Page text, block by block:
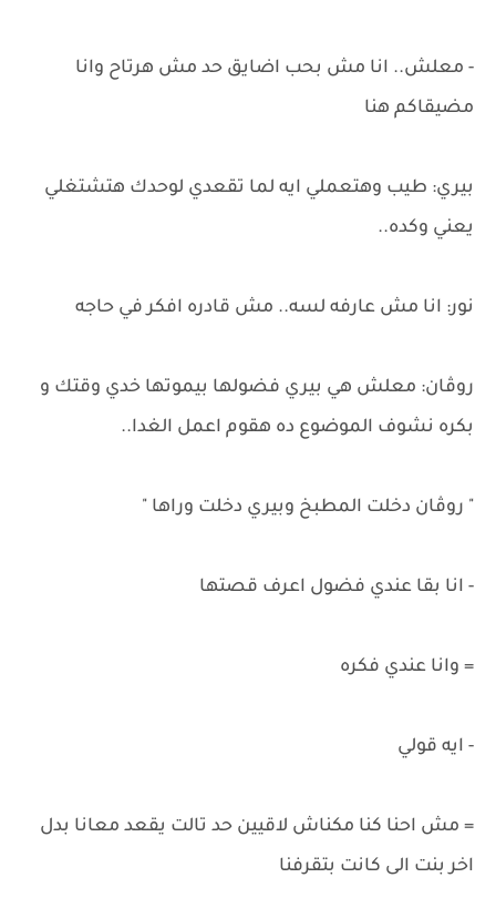
- معلش.. انا مش بحب اضايق حد مش هرتاح وانا
مضيقاكم هنا
بيري: طيب وهتعملي ايه لما تقعدي لوحدك هتشتغلي
يعني وكده..
نور: انا مش عارفه لسه.. مش قادره افكر في حاجه
روڤان: معلش هي بيري فضولها بيموتها خدي وقتك و
بكره نشوف الموضوع ده هقوم اعمل الغدا..
" روڤان دخلت المطبخ وبيري دخلت وراها "
- انا بقا عندي فضول اعرف قصتها
= وانا عندي فكره
- ايه قولي
= مش احنا كنا مكناش لاقيين حد تالت يقعد معانا بدل
اخر بنت الى كانت بتقرفنا